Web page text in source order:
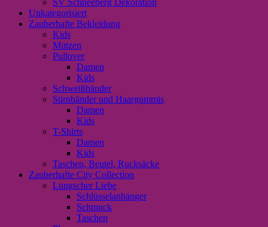
Unkategorisiert
Zauberhafte Bekleidung
Kids
Mützen
Pullover
Damen
Kids
Schweißbänder
Stirnbänder und Haargummis
Damen
Kids
T-Shirts
Damen
Kids
Taschen, Beutel, Rucksäcke
Zauberhafte City Collection
Lungscher Liebe
Schlüsselanhänger
Schmuck
Taschen